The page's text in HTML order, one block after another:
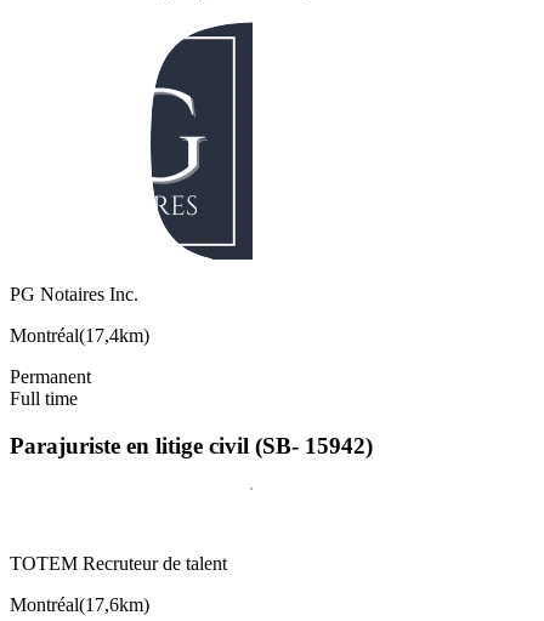
PG Notaires Inc.
Montréal(17,4km)
Permanent
Full time
Parajuriste en litige civil (SB- 15942)
TOTEM Recruteur de talent
Montréal(17,6km)